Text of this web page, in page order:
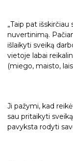
„Taip pat
nuvertinimą.
išlaikyti sveiką
vietoje labai
(miego, maisto,
Ji pažymi, kad
sau pritaikyti
pavyksta rodyti